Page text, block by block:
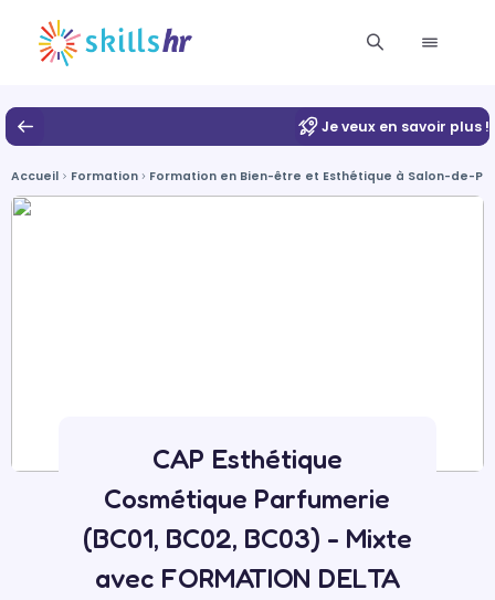
Je veux en savoir plus !
Accueil Formation Formation en Bien-être et Esthétique à Salon-de-
CAP Esthétique
Cosmétique Parfumerie
(BC01, BC02, BC03) - Mixte
avec FORMATION DELTA